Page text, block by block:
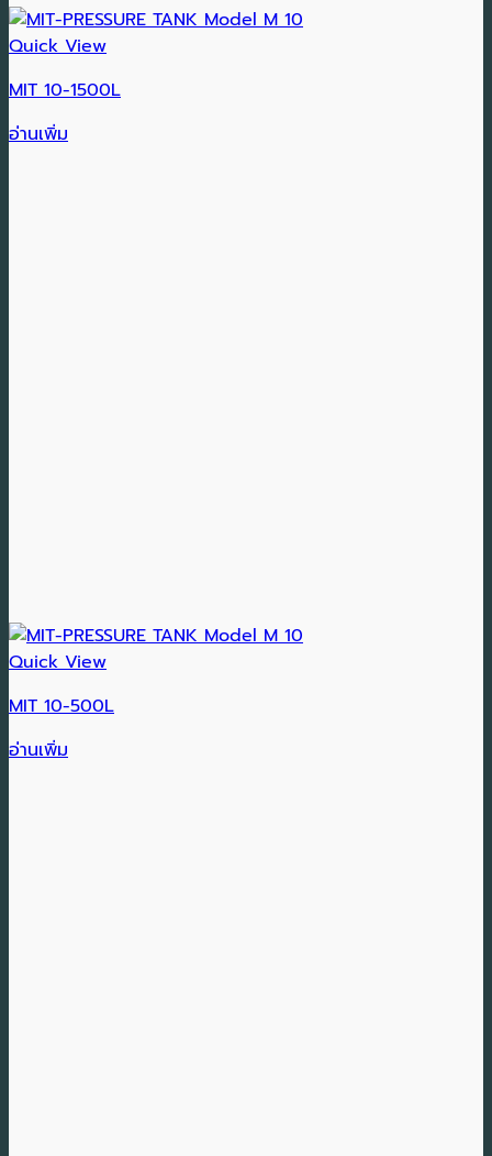
Quick View
MIT 10-1500L
อ่านเพิ่ม
Quick View
MIT 10-500L
อ่านเพิ่ม